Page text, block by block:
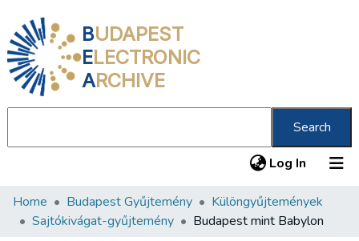
BUDAPEST
ELECTRONIC
ARCHIVE
Search
Log In (current)
Communities & Collections
Home Budapest Gyűjtemény
Különgyűjtemények
Sajtókivágat-gyűjtemény
Budapest mint Babylon